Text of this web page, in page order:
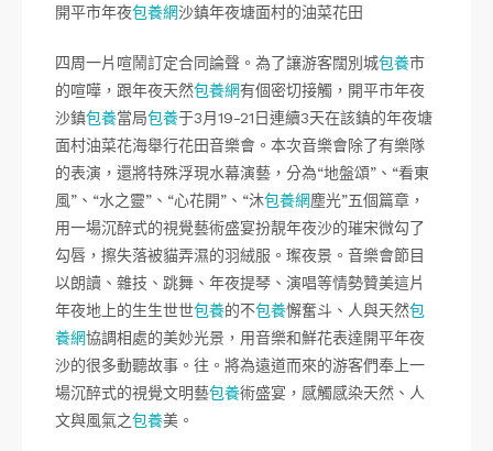
開平市年夜包養網沙鎮年夜塘面村的油菜花田
四周一片喧鬧訂定合同論聲。為了讓游客闊別城包養市
的喧嘩，跟年夜天然包養網有個密切接觸，開平市年夜
沙鎮包養當局包養于3月19-21日連續3天在該鎮的年夜塘
面村油菜花海舉行花田音樂會。本次音樂會除了有樂隊
的表演，還將特殊浮現水幕演藝，分為“地盤頌”、“看東
風”、“水之靈”、“心花開”、“沐包養網塵光”五個篇章，
用一場沉醉式的視覺藝術盛宴扮靚年夜沙的璀宋微勾了
勾唇，擦失落被貓弄濕的羽絨服。璨夜景。音樂會節目
以朗讀、雜技、跳舞、年夜提琴、演唱等情勢贊美這片
年夜地上的生生世世包養的不包養懈奮斗、人與天然包
養網協調相處的美妙光景，用音樂和鮮花表達開平年夜
沙的很多動聽故事。往。將為遠道而來的游客們奉上一
場沉醉式的視覺文明藝包養術盛宴，感觸感染天然、人
文與風氣之包養美。